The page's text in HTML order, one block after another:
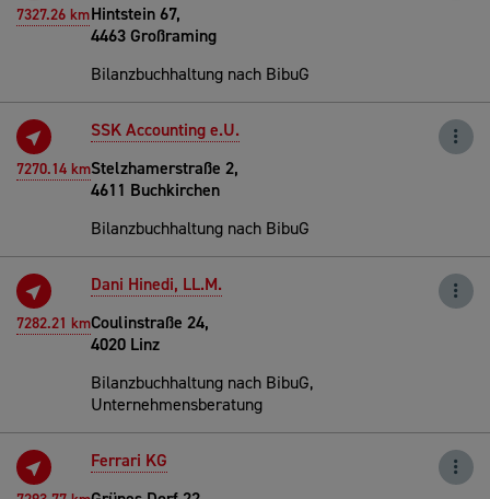
7327.26 kmHintstein 67,
4463 Großraming
Bilanzbuchhaltung nach BibuG
7270.14 km
SSK Accounting e.U.
Stelzhamerstraße 2,
4611 Buchkirchen
Bilanzbuchhaltung nach BibuG
7282.21 km
Dani Hinedi, LL.M.
Coulinstraße 24,
4020 Linz
Bilanzbuchhaltung nach BibuG,
Unternehmensberatung
Ferrari KG